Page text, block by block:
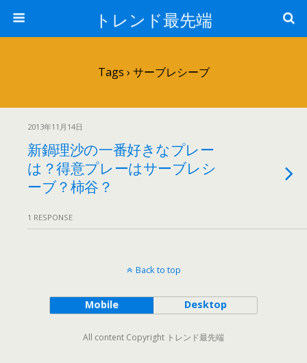
トレンド最先端
Tags › サーブレシーブ
2013年11月14日
新鍋理沙の一番好きなプレー
は？得意プレーはサーブレシ
ーブ？柿谷？
1 RESPONSE
Back to top
Mobile Desktop
All content Copyright トレンド最先端